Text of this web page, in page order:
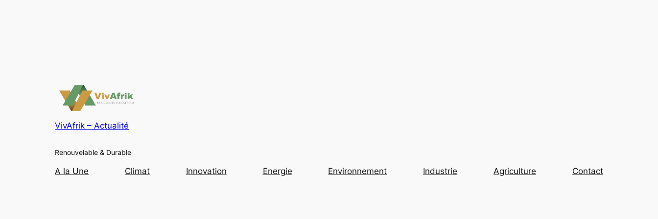
VivAfrik – Actualité
Renouvelable & Durable
A la Une Climat Innovation Energie Environnement Industrie Agriculture Contact